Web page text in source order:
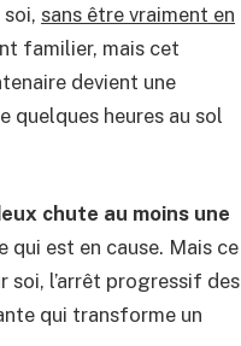
sans être vraiment en
familier, mais cet
devient une
quelques heures au sol
chute au moins une
qui est en cause. Mais ce
soi, l’arrêt progressif des
qui transforme un